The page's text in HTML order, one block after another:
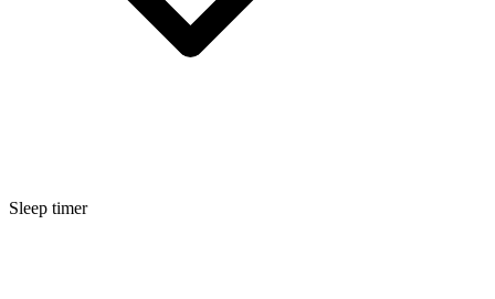
Sleep timer